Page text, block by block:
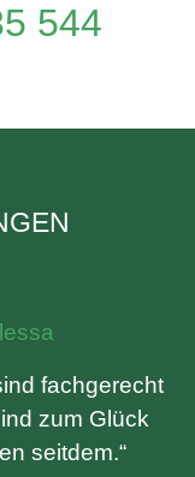
544
fachgerecht
zum Glück
seitdem.“